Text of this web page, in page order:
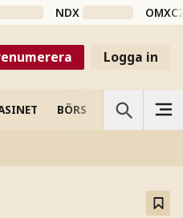
NDX
Logga in
BÖRS VETENSKAP